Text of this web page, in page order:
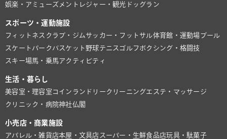
娯楽・アミューズメント レジャー・観光 ドッグラン
スポーツ・運動施設
フィットネスクラブ・ジム サッカー・フットサル体育館・運動場プール
スケートパーク バスケット 野球テニス ゴルフ ボクシング・格闘技
スキー場馬・乗馬アクティビティ
生活・暮らし
美容室・理容室 コインランドリー クリーニングエステ・マッサージ
クリニック・病院神社仏閣
小売店・商業施設
アパレル・雑貨店本屋・文具店 スーパー・生鮮食品店玩具・駄菓子